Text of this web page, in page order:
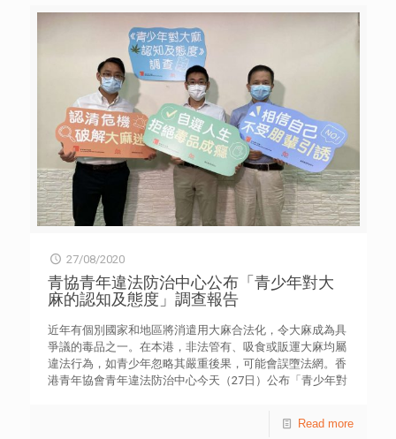
年大使更會發揮創意和協作精神，以分組形式組織活動，透
過設計香港18區的深度遊路線，在線上及線下向旅客介紹本
港旅遊特色，並競逐「傑出計劃年獎」獎項。新一屆青年大
使中，有4位即將負笈外地升學；他們會在當地舉辦推廣香
港及中華文化的活動，以吸引海外旅客訪港。 在網上委任
典禮上，主禮嘉賓旅遊事務專員黃智祖先生、香港青年協會
總幹事何永昌先生，以及香港旅遊發展局主席彭耀佳博士勉
勵各位青年大使，為他們打氣。 旅遊事務專員黃智祖先生
表示，雖然現時旅遊業深受疫情影響，，但青年大使可趁機
裝備自己，做好準備迎接來港旅客，以繼續提升香港旅遊業
的競爭力和吸引力。他們的努力將會為旅遊業的復甦出一分
力，令香港繼續成為深受旅客歡迎的城市。 香港青年協會
總幹事何永昌先生表示，「香港青年大使計劃」推行20周
視野，學習不同技能，亦對香港這個土生土長的地方有更深
厚的感情。他祝願青年大使在崗位上一展所長，並且有豐富
收穫。 香港旅遊發展局主席彭耀佳博士表示，他很高興再
次擔任「香港青年大使計劃」的榮譽顧問，並勉勵青年大使
秉承師兄師姐的傳統，充滿熱誠，在疫境中發揮正力量，好
好鍛鍊自己，為推動旅遊業復甦出一分力，繼續令香港成為
最令人讚嘆的旅遊目的地。 在對談環節中，青年大使陳思
盈分享說，首年參加「香港青年大使計劃」時，重視擴闊社
種形式的前線服務，學習到領導、溝通及傳意技巧，並對工
27/08/2020
青協青年違法防治中心公布「青少年對大
麻的認知及態度」調查報告
近年有個別國家和地區將消遣用大麻合法化，令大麻成為具
爭議的毒品之一。在本港，非法管有、吸食或販運大麻均屬
違法行為，如青少年忽略其嚴重後果，可能會誤墮法網。香
港青年協會青年違法防治中心今天（27日）公布「青少年對
因包括減壓（51.2%）、出於好奇（36%）、解悶（34.4%）
Read more